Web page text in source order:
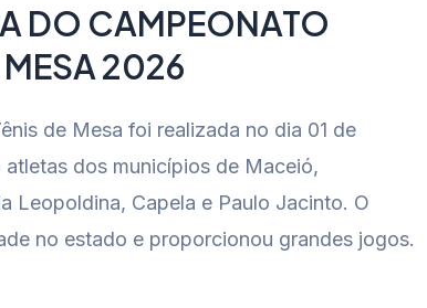
DO CAMPEONATO
2026
de Mesa foi realizada no dia 01 de
dos municípios de Maceió,
Leopoldina, Capela e Paulo Jacinto. O
no estado e proporcionou grandes jogos.